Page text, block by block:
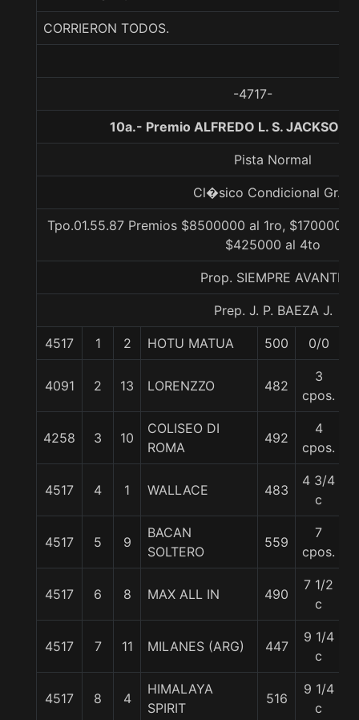
CORRIERON TODOS.
-4717-
10a.- Premio ALFREDO L. S.
Pista Normal
Cl�sico Condicional Gr. 3
Tpo.01.55.87 Premios $8500000 al 1ro,
$425000 al 4to
Prop. SIEMPRE AVANTE
Prep. J. P. BAEZA J.
4517 1 2 HOTU MATUA 500 0/0
4091 2 13 LORENZZO 482
3
cpos.
4258 3 10
COLISEO DI
ROMA
492
4
cpos.
4517 4 1 WALLACE 483
4 3/4
c
4517 5 9
BACAN
SOLTERO
559
7
cpos.
4517 6 8 MAX ALL IN 490
7 1/2
c
4517 7 11 MILANES (ARG) 447
9 1/4
c
4517 8 4
HIMALAYA
SPIRIT
516
9 1/4
c